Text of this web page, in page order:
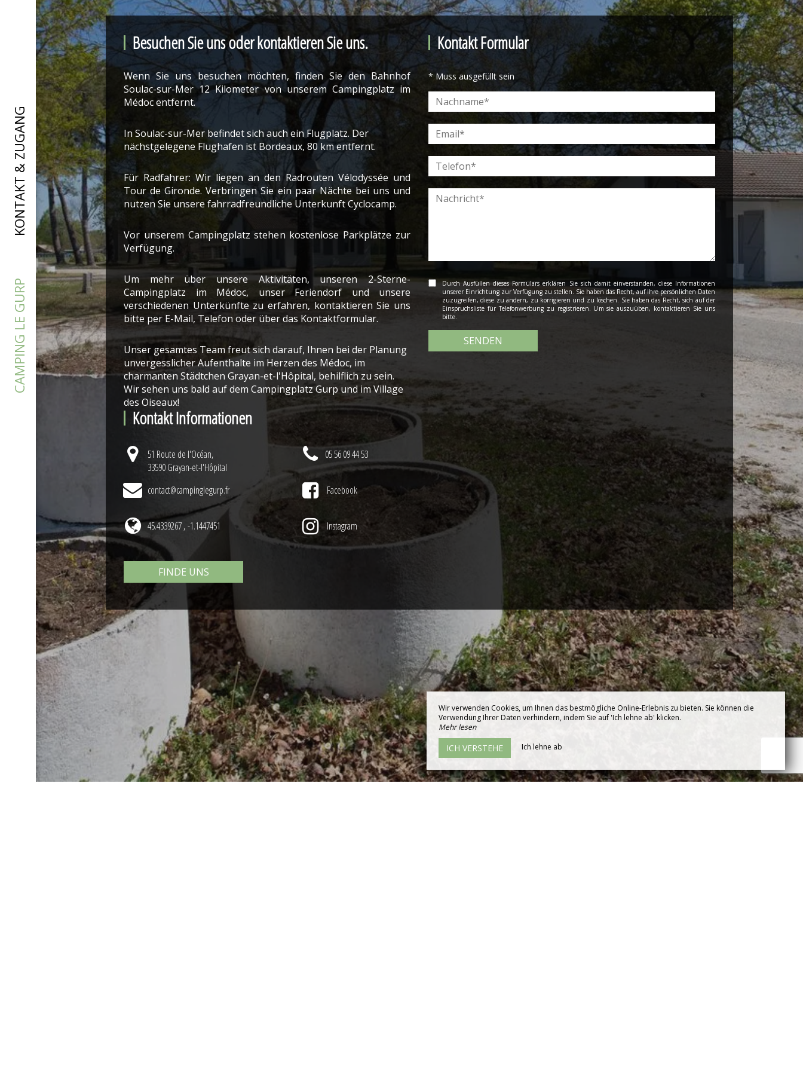
KONTAKT & ZUGANG
CAMPING LE GURP
Besuchen Sie uns oder kontaktieren Sie uns.
Wenn Sie uns besuchen möchten, finden Sie den Bahnhof
Soulac-sur-Mer 12 Kilometer von unserem Campingplatz im
Médoc entfernt.
In Soulac-sur-Mer befindet sich auch ein Flugplatz. Der
nächstgelegene Flughafen ist Bordeaux, 80 km entfernt.
Für Radfahrer: Wir liegen an den Radrouten Vélodyssée und
Tour de Gironde. Verbringen Sie ein paar Nächte bei uns und
nutzen Sie unsere fahrradfreundliche Unterkunft Cyclocamp.
Vor unserem Campingplatz stehen kostenlose Parkplätze zur
Verfügung.
Um mehr über unsere Aktivitäten, unseren 2-Sterne-
Campingplatz im Médoc, unser Feriendorf und unsere
verschiedenen Unterkünfte zu erfahren, kontaktieren Sie uns
bitte per E-Mail, Telefon oder über das Kontaktformular.
Unser gesamtes Team freut sich darauf, Ihnen bei der Planung
unvergesslicher Aufenthalte im Herzen des Médoc, im
charmanten Städtchen Grayan-et-l'Hôpital, behilflich zu sein.
Wir sehen uns bald auf dem Campingplatz Gurp und im Village
des Oiseaux!
Kontakt Informationen
51 Route de l'Océan,
33590 Grayan-et-l'Hôpital
contact@campinglegurp.fr
45.4339267 , -1.1447451
05 56 09 44 53
Facebook
Instagram
FINDE UNS
Kontakt Formular
* Muss ausgefüllt sein
Durch Ausfüllen dieses Formulars erklären Sie sich damit einverstanden, diese Informationen
unserer Einrichtung zur Verfügung zu stellen. Sie haben das Recht, auf Ihre persönlichen Daten
zuzugreifen, diese zu ändern, zu korrigieren und zu löschen. Sie haben das Recht, sich auf der
Einspruchsliste für Telefonwerbung zu registrieren. Um sie auszuüben, kontaktieren Sie uns
bitte.
SENDEN
Wir verwenden Cookies, um Ihnen das bestmögliche Online-Erlebnis zu bieten. Sie können die
Verwendung Ihrer Daten verhindern, indem Sie auf 'Ich lehne ab' klicken.
Mehr lesen
ICH VERSTEHE Ich lehne ab